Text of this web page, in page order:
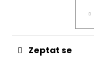
Zeptat se
UNPASS
EXHAUST
PIPES